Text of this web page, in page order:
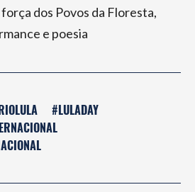
força dos Povos da Floresta,
e poesia
#LULADAY